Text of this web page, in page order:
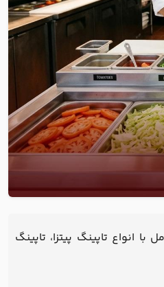
تاپینگ پیتزا، تاپینگ